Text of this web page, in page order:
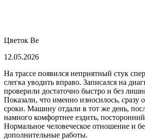
Цветок Ве
12.05.2026
На трассе появился неприятный стук
слегка уводить вправо. Записался на
проверили достаточно быстро и без
Показали, что именно износилось, сразу
сроки. Машину отдали в тот же день,
намного комфортнее ездить, посторонний
Нормальное человеческое отношение и
дополнительные работы.